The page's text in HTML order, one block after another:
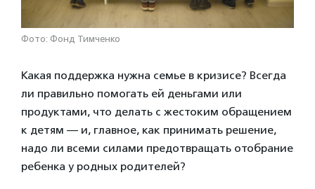
Фото: Фонд Тимченко
Какая поддержка нужна семье в кризисе? Всегда
ли правильно помогать ей деньгами или
продуктами, что делать с жестоким обращением
к детям — и, главное, как принимать решение,
надо ли всеми силами предотвращать отобрание
ребенка у родных родителей?